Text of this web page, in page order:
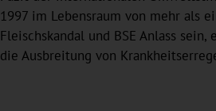
1997 im Lebensraum von mehr als
Fleischskandal und BSE Anlass
die Ausbreitung von